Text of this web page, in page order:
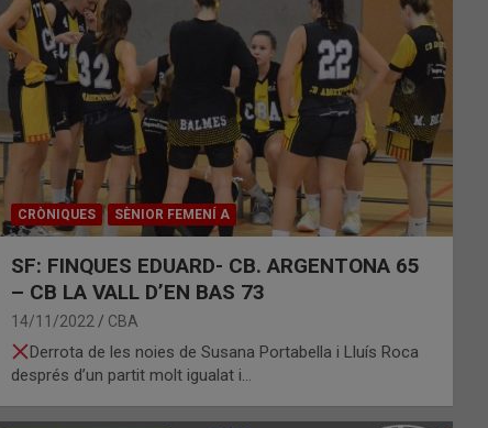
CRÒNIQUES SÈNIOR FEMENÍ A
SF: FINQUES EDUARD- CB. ARGENTONA 65
– CB LA VALL D’EN BAS 73
14/11/2022 CBA
Derrota de les noies de Susana Portabella i Lluís Roca
després d’un partit molt igualat i…